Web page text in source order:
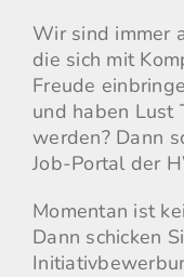
Wir sind immer
die sich mit
Freude
und haben Lust
werden? Dann
Job-Portal der
Momentan ist
Dann schicken